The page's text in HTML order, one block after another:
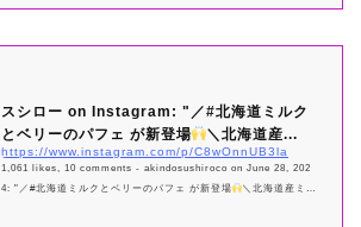
スシロー on Instagram: "／#北海道ミルク
とベリーのパフェ が新登場
＼北海道産...
https://www.instagram.com/p/C8wOnnUB3la
1,061 likes, 10 comments - akindosushiroco on June 28, 202
4: "／#北海道ミルクとベリーのパフェ が新登場
＼北海道産ミル